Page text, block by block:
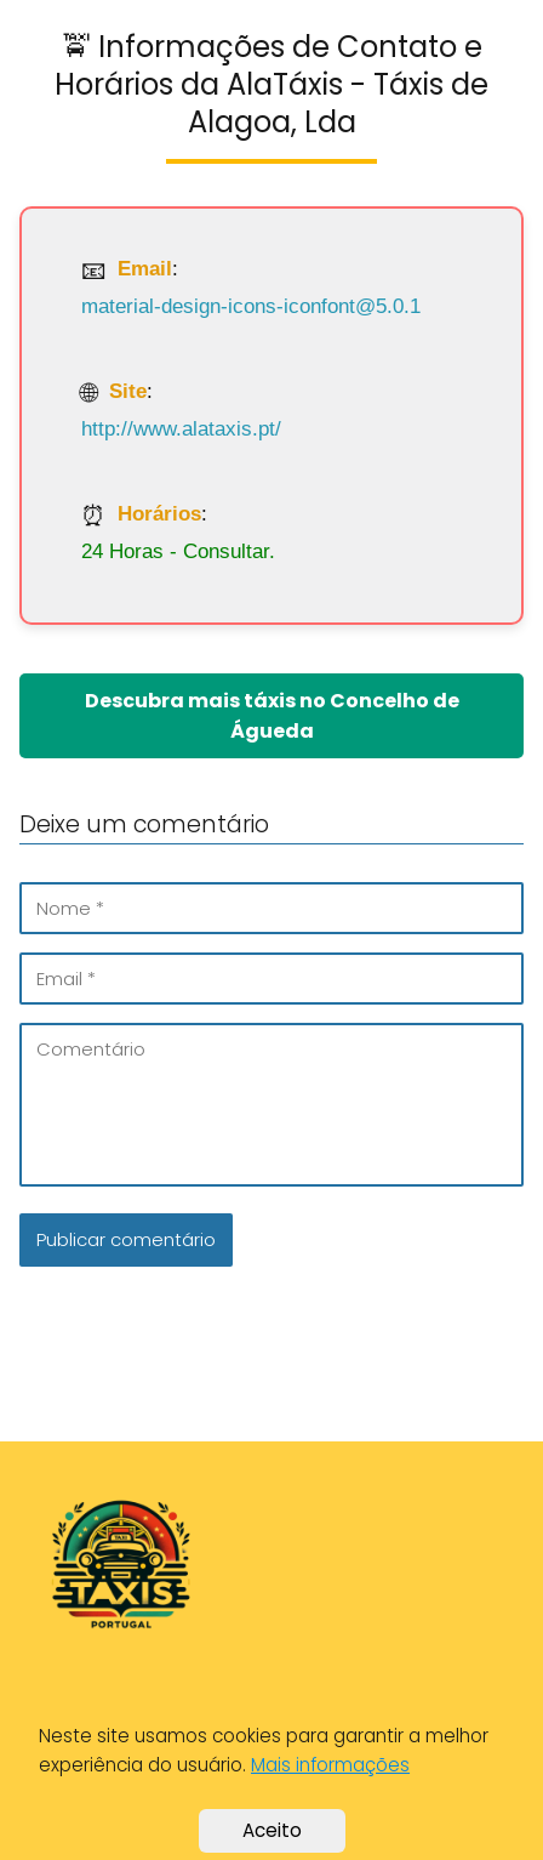
🚖 Informações de Contato e
Horários da AlaTáxis - Táxis de
Alagoa, Lda
Email:
material-design-icons-iconfont@5.0.1
Site:
http://www.alataxis.pt/
Horários:
24 Horas - Consultar.
Descubra mais táxis no Concelho de
Águeda
Deixe um comentário
Política de Privacidade
Política de Cookies
Neste site usamos cookies para garantir a melhor
experiência do usuário. Mais informações
Aceito